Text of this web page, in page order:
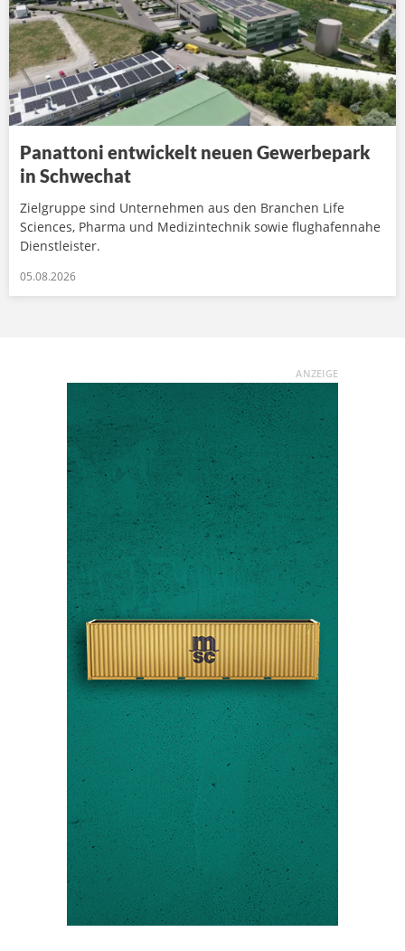
Panattoni entwickelt neuen Gewerbepark
in Schwechat
Zielgruppe sind Unternehmen aus den Branchen Life
Sciences, Pharma und Medizintechnik sowie flughafennahe
Dienstleister.
05.08.2026
ANZEIGE